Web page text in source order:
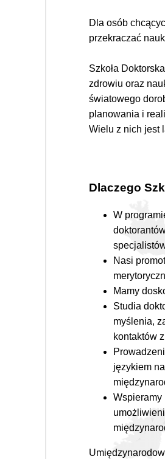
Dla osób
przekraczać
Szkoła
zdrowiu oraz
światowego
planowania i
Wielu z nich jest
Dlaczego
W
Nasi
Mamy
Studia
myślenia,
kontaktów
językiem
Wspieramy